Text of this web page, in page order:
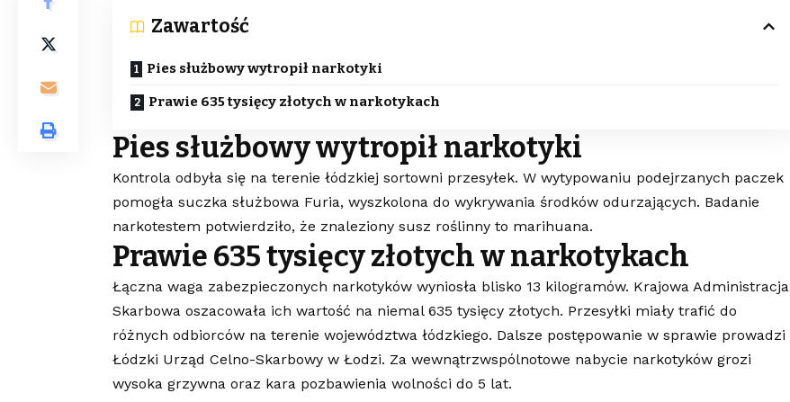
Zawartość
Pies służbowy wytropił narkotyki
Prawie 635 tysięcy złotych w narkotykach
Pies służbowy wytropił narkotyki
Kontrola odbyła się na terenie łódzkiej sortowni przesyłek. W wytypowaniu podejrzanych paczek
pomogła suczka służbowa Furia, wyszkolona do wykrywania środków odurzających. Badanie
narkotestem potwierdziło, że znaleziony susz roślinny to marihuana.
Prawie 635 tysięcy złotych w narkotykach
Łączna waga zabezpieczonych narkotyków wyniosła blisko 13 kilogramów. Krajowa Administracja
Skarbowa oszacowała ich wartość na niemal 635 tysięcy złotych. Przesyłki miały trafić do
różnych odbiorców na terenie województwa łódzkiego. Dalsze postępowanie w sprawie prowadzi
Łódzki Urząd Celno-Skarbowy w Łodzi. Za wewnątrzwspólnotowe nabycie narkotyków grozi
wysoka grzywna oraz kara pozbawienia wolności do 5 lat.